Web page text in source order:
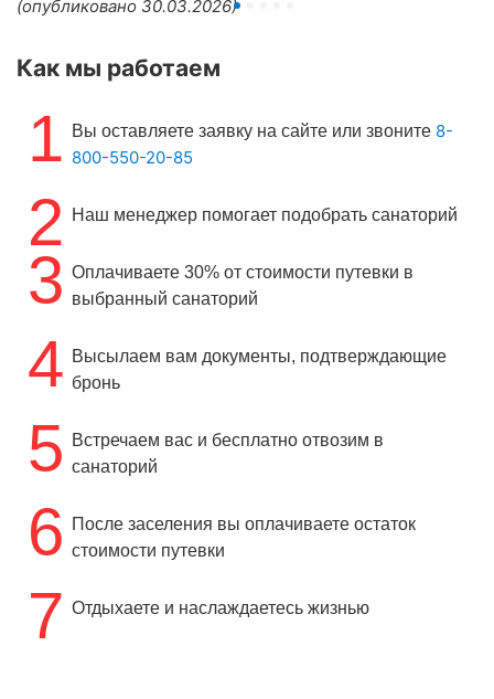
(опубликовано 30.03.2026)
Как мы работаем
1 Вы оставляете заявку на сайте или звоните 8-
800-550-20-85
2 Наш менеджер помогает подобрать санаторий
3 Оплачиваете 30% от стоимости путевки в
выбранный санаторий
4 Высылаем вам документы, подтверждающие
бронь
5
Встречаем вас и бесплатно отвозим в
санаторий
6
После заселения вы оплачиваете остаток
стоимости путевки
7 Отдыхаете и наслаждаетесь жизнью